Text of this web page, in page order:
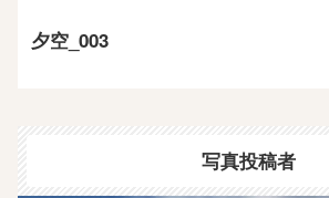
夕空_003
写真投稿者